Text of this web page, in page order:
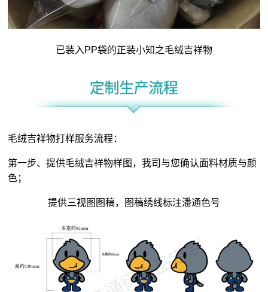
已装入PP袋的正装小知之毛绒吉祥物
毛绒吉祥物打样服务流程：
第一步、提供毛绒吉祥物样图，我司与您确认面料材质与颜
色；
提供三视图图稿，图稿绣线标注潘通色号